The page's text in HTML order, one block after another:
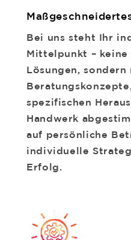
Bei uns steht Ihr
Mittelpunkt –
Lösungen,
spezifischen
Handwerk
auf persönliche
individuelle
Erfolg.